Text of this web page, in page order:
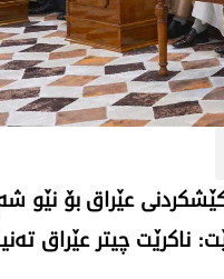
عێراق بۆ نێو
ناکرێت چیتر عێراق